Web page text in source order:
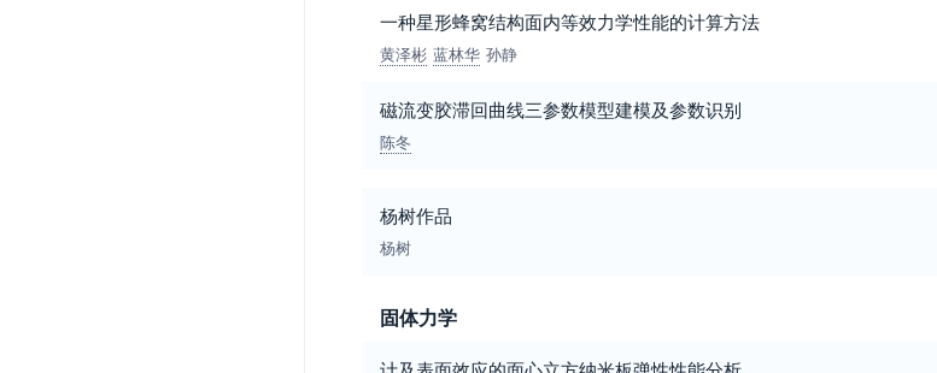
一种星形蜂窝结构面内等效力学性能的计算方法
黄泽彬 蓝林华 孙静
磁流变胶滞回曲线三参数模型建模及参数识别
陈冬
杨树作品
杨树
固体力学